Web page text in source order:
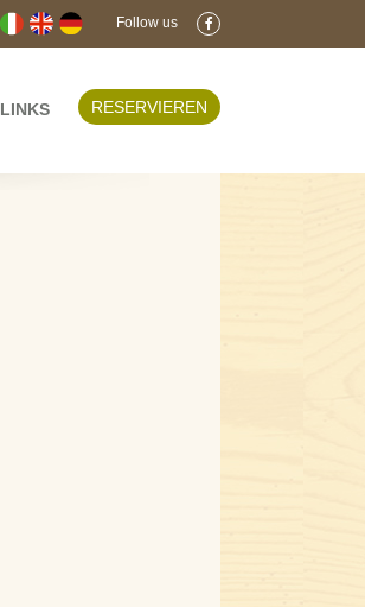
Follow us
RESERVIEREN
LINKS